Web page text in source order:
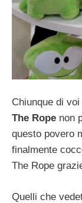
Chiunque di
The Rope non
questo povero
finalmente
The Rope
Quelli che